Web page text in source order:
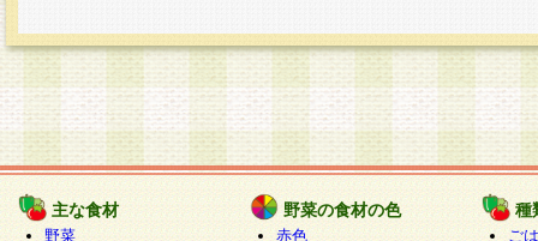
主な食材
野菜
野菜の食材の色
赤色
種
ご